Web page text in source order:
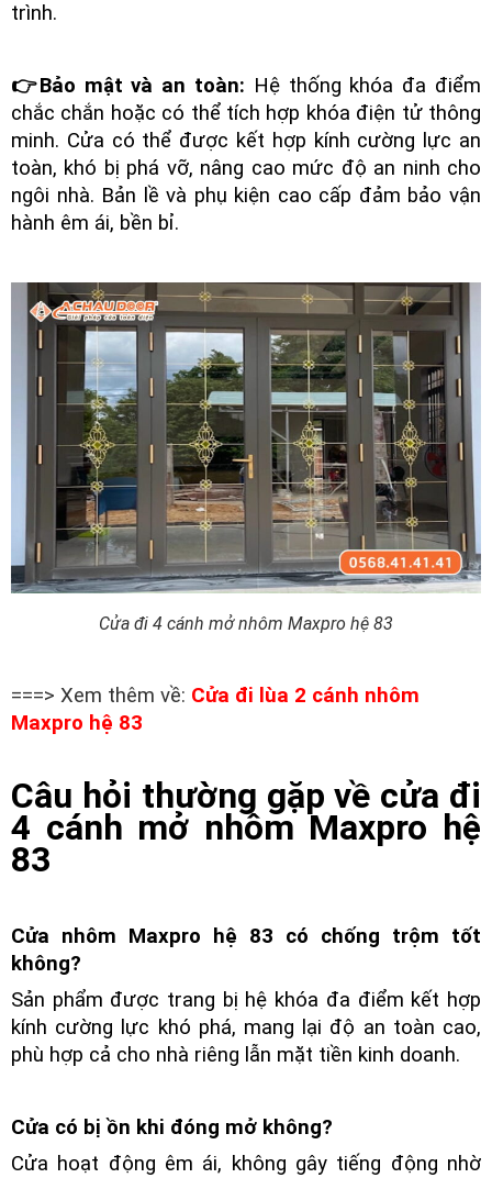
trình.
👉Bảo mật và an toàn: Hệ thống khóa đa điểm
chắc chắn hoặc có thể tích hợp khóa điện tử thông
minh. Cửa có thể được kết hợp kính cường lực an
toàn, khó bị phá vỡ, nâng cao mức độ an ninh cho
ngôi nhà. Bản lề và phụ kiện cao cấp đảm bảo vận
hành êm ái, bền bỉ.
Cửa đi 4 cánh mở nhôm Maxpro hệ 83
===> Xem thêm về: Cửa đi lùa 2 cánh nhôm
Maxpro hệ 83
Câu hỏi thường gặp về cửa đi
4 cánh mở nhôm Maxpro hệ
83
Cửa nhôm Maxpro hệ 83 có chống trộm tốt
không?
Sản phẩm được trang bị hệ khóa đa điểm kết hợp
kính cường lực khó phá, mang lại độ an toàn cao,
phù hợp cả cho nhà riêng lẫn mặt tiền kinh doanh.
Cửa có bị ồn khi đóng mở không?
Cửa hoạt động êm ái, không gây tiếng động nhờ